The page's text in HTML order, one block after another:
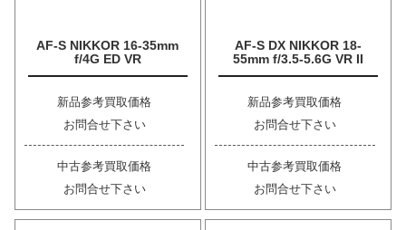
AF-S NIKKOR 16-35mm
f/4G ED VR
新品参考買取価格
お問合せ下さい
中古参考買取価格
お問合せ下さい
AF-S DX NIKKOR 18-
55mm f/3.5-5.6G VR II
新品参考買取価格
お問合せ下さい
中古参考買取価格
お問合せ下さい